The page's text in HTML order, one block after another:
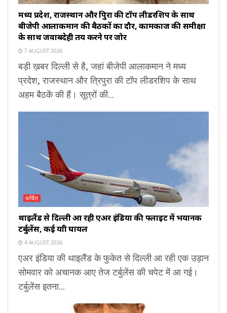
मध्य प्रदेश, राजस्थान और त्रिपुरा की टॉप लीडरशिप के साथ
बीजेपी आलाकमान की बैठकों का दौर, कामकाज की समीक्षा
के साथ जवाबदेही तय करने पर जोर
7 AUGUST 2026
बड़ी ख़बर दिल्ली से है, जहां बीजेपी आलाकमान ने मध्य
प्रदेश, राजस्थान और त्रिपुरा की टॉप लीडरशिप के साथ
अहम बैठकें की हैं। सूत्रों की...
चर्चित
थाइलैंड से दिल्ली आ रही एअर इंडिया की फ्लाइट में भयानक
टर्बुलेंस, कई यात्री घायल
4 AUGUST 2026
एअर इंडिया की थाइलैंड के फुकेत से दिल्ली आ रही एक उड़ान
सोमवार को अचानक आए तेज टर्बुलेंस की चपेट में आ गई।
टर्बुलेंस इतना...